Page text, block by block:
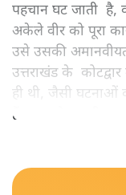
पहचान घट जाती है,
अकेले वीर को पूरा
उसे उसकी
उत्तराखंड के
ही थी, जैसी घटनाओं
हैं।भारत के तक़रीबन